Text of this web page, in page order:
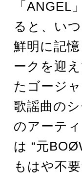
「ANGEL
ると、い
鮮明に記
ークを迎
たゴージ
歌謡曲の
のアーテ
は “元
もはや不要